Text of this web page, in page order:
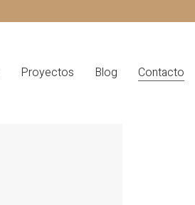
Proyectos Blog Contacto